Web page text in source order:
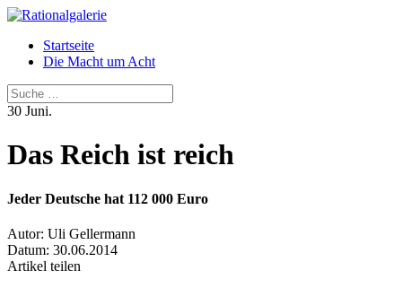
Startseite
Die Macht um Acht
Suchen
30 Juni.
Das Reich ist reich
Jeder Deutsche hat 112 000 Euro
Autor: Uli Gellermann
Datum: 30.06.2014
Artikel teilen